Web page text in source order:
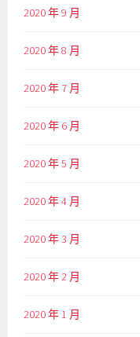
2020 年 9 月
2020 年 8 月
2020 年 7 月
2020 年 6 月
2020 年 5 月
2020 年 4 月
2020 年 3 月
2020 年 2 月
2020 年 1 月